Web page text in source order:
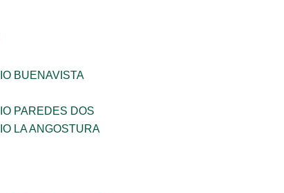
BUENAVISTA
PAREDES DOS
LA ANGOSTURA